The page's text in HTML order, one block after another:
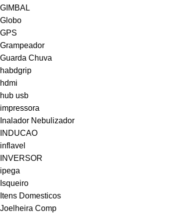
GIMBAL
Globo
GPS
Grampeador
Guarda Chuva
habdgrip
hdmi
hub usb
impressora
Inalador Nebulizador
INDUCAO
inflavel
INVERSOR
ipega
Isqueiro
Itens Domesticos
Joelheira Comp